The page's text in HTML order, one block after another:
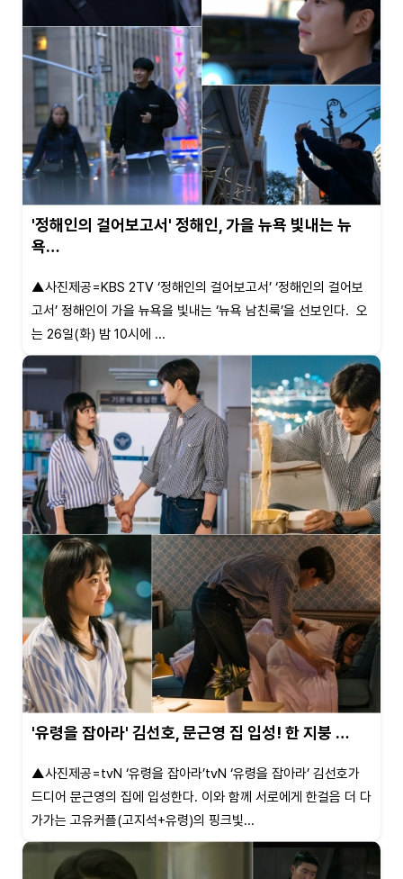
'정해인의 걸어보고서' 정해인, 가을 뉴욕 빛내는 뉴
욕…
▲사진제공=KBS 2TV ‘정해인의 걸어보고서’ ‘정해인의 걸어보
고서’ 정해인이 가을 뉴욕을 빛내는 ‘뉴욕 남친룩’을 선보인다. 오
는 26일(화) 밤 10시에 ...
'유령을 잡아라' 김선호, 문근영 집 입성! 한 지붕 …
▲사진제공=tvN ‘유령을 잡아라’tvN ‘유령을 잡아라’ 김선호가
드디어 문근영의 집에 입성한다. 이와 함께 서로에게 한걸음 더 다
가가는 고유커플(고지석+유령)의 핑크빛...